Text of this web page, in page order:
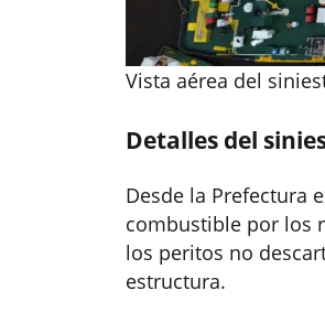
Vista aérea del
Detalles del
Desde la Prefectura
combustible por los
los peritos no
estructura.